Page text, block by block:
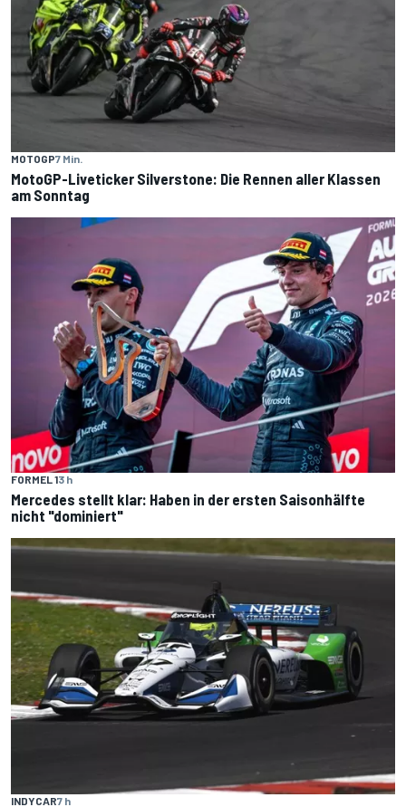
MOTOGP7 Min.
MotoGP-Liveticker Silverstone: Die Rennen aller Klassen
am Sonntag
FORMEL 13 h
Mercedes stellt klar: Haben in der ersten Saisonhälfte
nicht "dominiert"
INDYCAR7 h